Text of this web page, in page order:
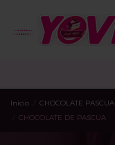
Inicio CHOCOLATE PASCUA
CHOCOLATE DE PASCUA